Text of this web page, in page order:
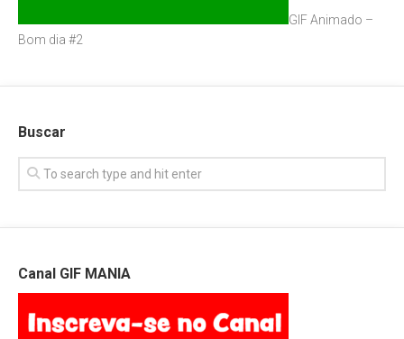
GIF Animado –
Bom dia #2
Buscar
Canal GIF MANIA